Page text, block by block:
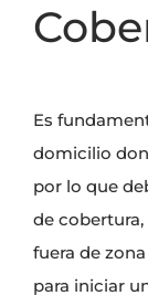
Es
domicilio
por lo que
de
fuera de
para iniciar